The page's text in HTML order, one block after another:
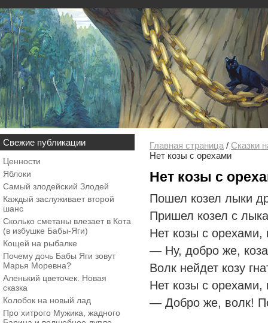
Свежие публикации
Ценности
Яблоки
Самый злодейский Злодей
Каждый заслуживает второй
шанс
Сколько сметаны влезает в Кота
(в избушке Бабы-Яги)
Кощей на рыбалке
Почему дочь Бабы Яги зовут
Марья Моревна?
Аленький цветочек. Новая
сказка
Колобок на новый лад
Про хитрого Мужика, жадного
Главная страница / Сказки
Нет козы с орехами
Нет козы с
Пошел козел лыки
Пришел козел с
Нет козы с орехами,
— Ну, добро же,
Волк нейдет козу
Нет козы с орехами,
— Добро же, волк!